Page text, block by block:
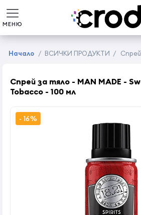
МЕНЮ
Начало / ВСИЧКИ ПРОДУКТИ /
Спрей за тяло - MAN MADE -
Tobacco - 100 мл
- 16%